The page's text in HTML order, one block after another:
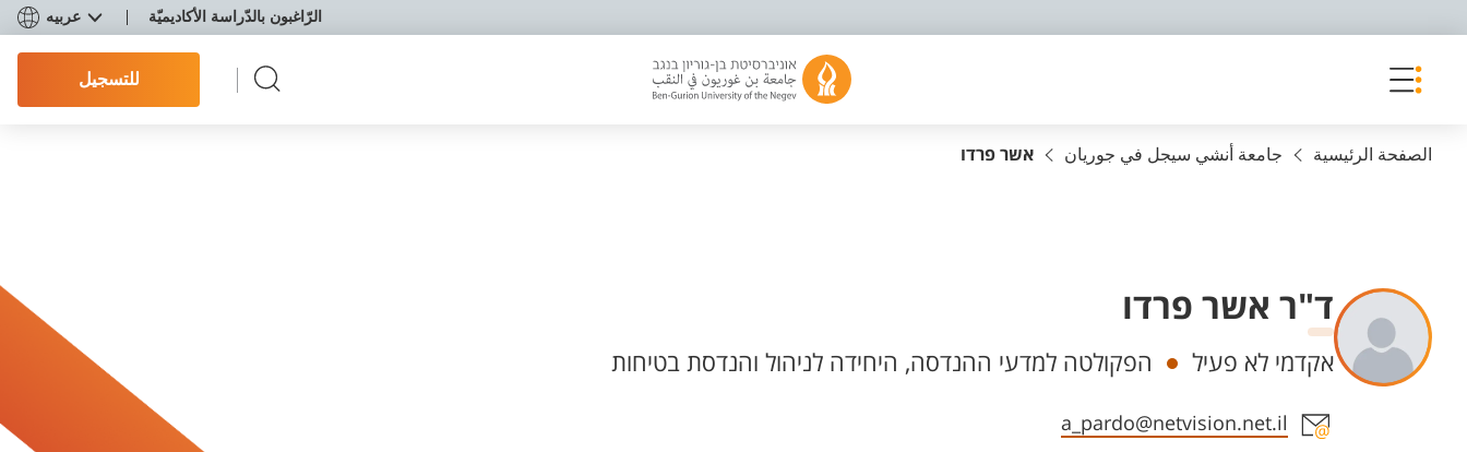
الرّاغبون بالدّراسة الأكاديميّة عربيه
للتسجيل
الصفحة الرئيسية جامعة أنشي سيجل في جوريان אשר פרדו
ד"ר אשר פרדו
Departments
אקדמי לא פעיל הפקולטה למדעי ההנדסה, היחידה לניהול והנדסת בטיחות
Staff member contact section
a_pardo@netvision.net.il